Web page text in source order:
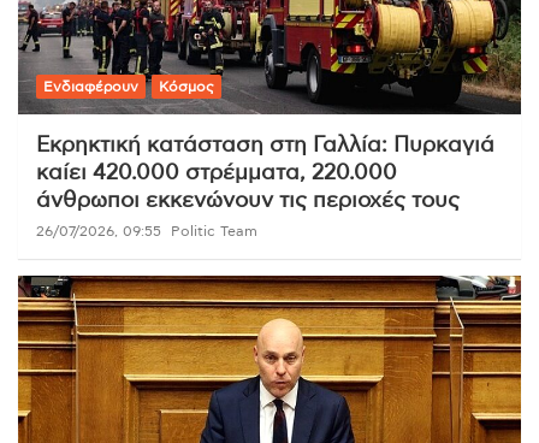
Ενδιαφέρουν Κόσμος
Εκρηκτική κατάσταση στη Γαλλία: Πυρκαγιά
καίει 420.000 στρέμματα, 220.000
άνθρωποι εκκενώνουν τις περιοχές τους
26/07/2026, 09:55 Politic Team